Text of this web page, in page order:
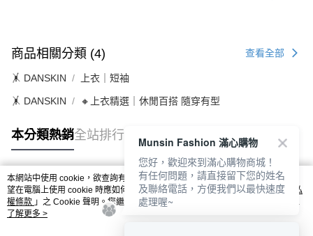
商品相關分類 (4) 查看全部
🤸 DANSKIN 上衣｜短袖
🤸 DANSKIN 🔸上衣精選｜休閒百搭 隨穿有型
本分類熱銷全站排行
熱門標籤
本網站中使用 cookie，欲查詢有關本網站使用 cookie 方式之詳情，及若您不希
望在電腦上使用 cookie 時應如何變更電腦的 cookie 設定，請參閱本網站「
隱私
權條款 」之 Cookie 聲明。您繼續使用本網站即表示您同意本公司得按本網站使
用條款之 Cookie 聲明使用 cookie。
了解更多 >
Munsin Fashion 滿心購物
您好，歡迎來到滿心購物商城！
有任何問題，請直接留下您的姓名
及聯絡電話，方便我們以最快速度
處理喔~